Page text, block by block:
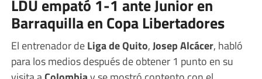
LDU empató 1-1 ante Junior en
Barraquilla en Copa Libertadores
El entrenador deLiga de Quito,Josep Alcácer, habló
para los medios después de obtener 1 punto en su